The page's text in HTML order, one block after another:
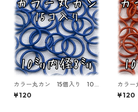
カラー丸カン 15個入り 10
㎜ ネイビーブルー【MCC-10
-NVY】
¥120
カラ
㎜ オ
N】
¥120